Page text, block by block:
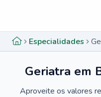
Especialidades
Geriatra em
Aproveite os valores